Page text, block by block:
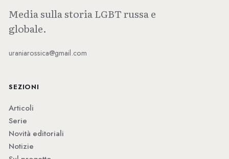
Media sulla storia LGBT russa e
globale.
uraniarossica@gmail.com
SEZIONI
Articoli
Serie
Novità editoriali
Notizie